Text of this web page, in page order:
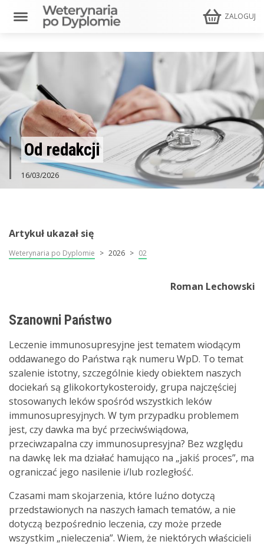
ZALOGUJ
Od redakcji
16/03/2026
Artykuł ukazał się
Weterynaria po Dyplomie 2026 02
Roman Lechowski
Szanowni Państwo
Leczenie immunosupresyjne jest tematem wiodącym
oddawanego do Państwa rąk numeru WpD. To temat
szalenie istotny, szczególnie kiedy obiektem naszych
dociekań są glikokortykosteroidy, grupa najczęściej
stosowanych leków spośród wszystkich leków
immunosupresyjnych. W tym przypadku problemem
jest, czy dawka ma być przeciwświądowa,
przeciwzapalna czy immunosupresyjna? Bez względu
na dawkę lek ma działać hamująco na „jakiś proces”, ma
ograniczać jego nasilenie i/lub rozległość.
Czasami mam skojarzenia, które luźno dotyczą
przedstawionych na naszych łamach tematów, a nie
dotyczą bezpośrednio leczenia, czy może przede
wszystkim „nieleczenia”. Wiem, że niektórych właścicieli